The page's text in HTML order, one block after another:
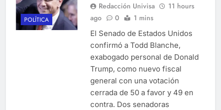
POLÍTICA
Redacción Univisa
11 hours
ago
0 1 mins
El Senado de Estados Unidos
confirmó a Todd Blanche,
exabogado personal de Donald
Trump, como nuevo fiscal
general con una votación
cerrada de 50 a favor y 49 en
contra. Dos senadoras